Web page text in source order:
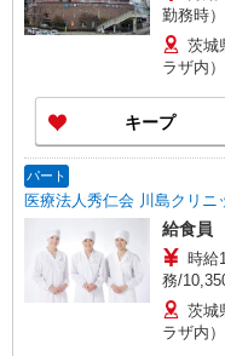
勤務時
家賃茨城
ラザ内）
キープ
パート
医療法人秀仁会 川島クリニ
給食員
時給
務/
＋曜日
当、他 上記の時給給与のほか、下記の手当てがあ
ります
茨城
ラザ内）